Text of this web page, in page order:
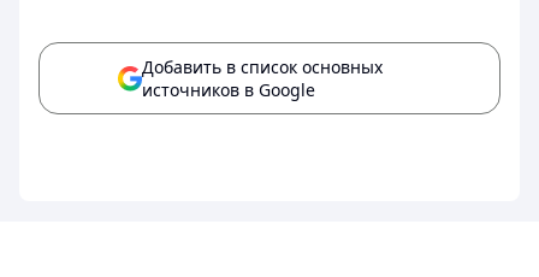
Добавить в список основных
источников в Google